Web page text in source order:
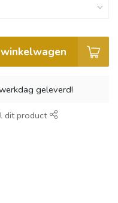
geleverd!
dit product